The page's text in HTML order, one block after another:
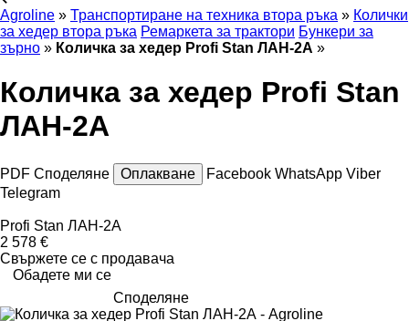
Agroline » Транспортиране на техника втора ръка » Колички
за хедер втора ръка Ремаркета за трактори Бункери за
зърно » Количка за хедер Profi Stan ЛАН-2А »
Количка за хедер Profi Stan
ЛАН-2А
PDF Споделяне Оплакване Facebook WhatsApp Viber
Telegram
Profi Stan ЛАН-2А
2 578 €
Свържете се с продавача
Обадете ми се
Споделяне